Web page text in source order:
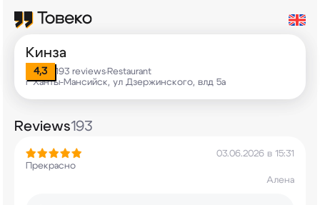
Кинза
4,3 193 reviews•Restaurant
г Ханты-Мансийск, ул Дзержинского, влд 5а
Reviews193
03.06.2026 в 15:31
Прекрасно
Алена